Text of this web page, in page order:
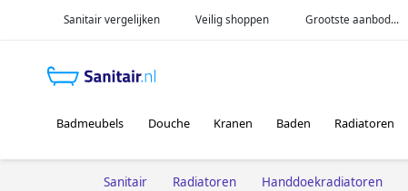
Sanitair vergelijken Veilig shoppen Grootste aanbod...
Badmeubels Douche Kranen Baden Radiatoren
Sanitair Radiatoren Handdoekradiatoren